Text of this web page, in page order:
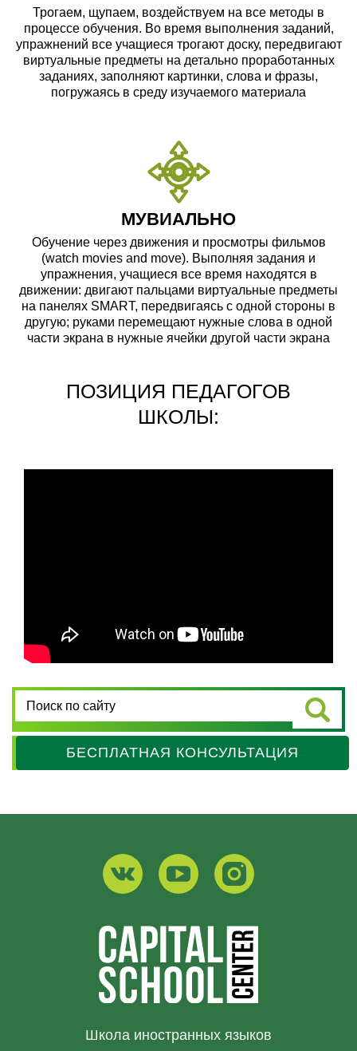
Трогаем, щупаем, воздействуем на все методы в
процессе обучения. Во время выполнения заданий,
упражнений все учащиеся трогают доску, передвигают
виртуальные предметы на детально проработанных
заданиях, заполняют картинки, слова и фразы,
погружаясь в среду изучаемого материала
МУВИАЛЬНО
Обучение через движения и просмотры фильмов
(watch movies and move). Выполняя задания и
упражнения, учащиеся все время находятся в
движении: двигают пальцами виртуальные предметы
на панелях SMART, передвигаясь с одной стороны в
другую; руками перемещают нужные слова в одной
части экрана в нужные ячейки другой части экрана
ПОЗИЦИЯ ПЕДАГОГОВ
ШКОЛЫ:
БЕСПЛАТНАЯ КОНСУЛЬТАЦИЯ
Школа иностранных языков